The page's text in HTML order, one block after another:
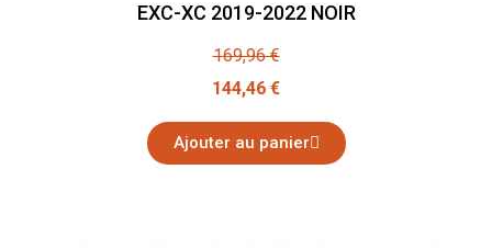
EXC-XC 2019-2022 NOIR
169,96 €
144,46 €
Ajouter au panier